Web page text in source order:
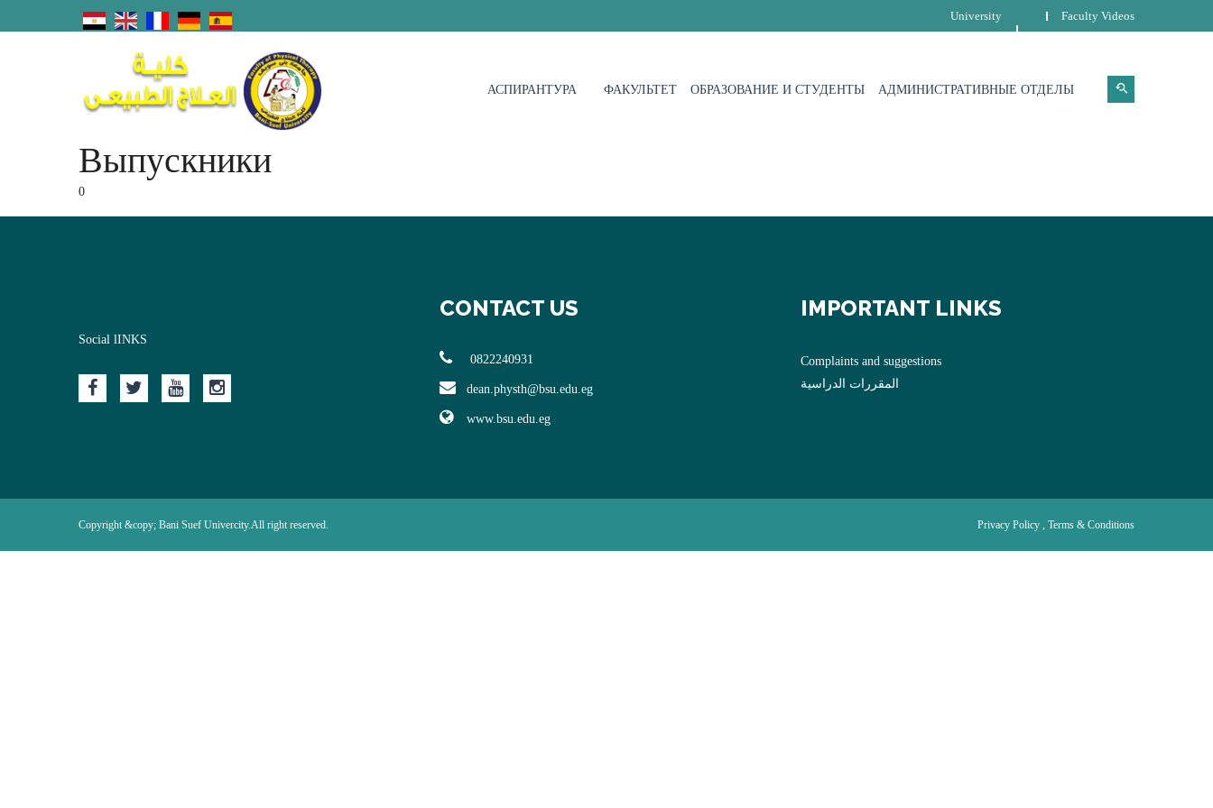
University Faculty Videos
АСПИРАНТУРА ФАКУЛЬТЕТ ОБРАЗОВАНИЕ И СТУДЕНТЫ АДМИНИСТРАТИВНЫЕ ОТДЕЛЫ
Выпускники
0
Social lINKS
CONTACT US
0822240931
dean.physth@bsu.edu.eg
www.bsu.edu.eg
IMPORTANT LINKS
Complaints and suggestions
المقررات الدراسية
Copyright &copy; Bani Suef Univercity.All right reserved. Privacy Policy , Terms & Conditions